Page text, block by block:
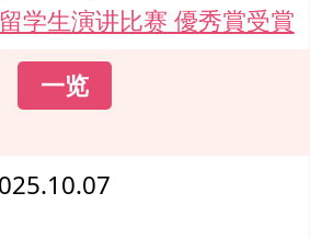
学生演讲比赛 優秀賞受賞
一览